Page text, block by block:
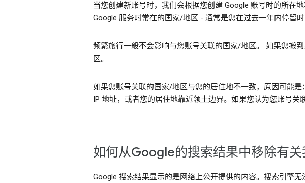
当您创建新账号时，我们会根据您创建 Google 账号时的所在
Google 服务时常在的国家/地区 - 通常是您在过去一年内停留时
频繁旅行一般不会影响与您账号关联的国家/地区。 如果您搬
区。
如果您账号关联的国家/地区与您的居住地不一致，原因可能
IP 地址，或者您的居住地靠近领土边界。如果您认为您账号关
如何从Google的搜索结果中移除有关
Google 搜索结果显示的是网络上公开提供的内容。搜索引擎